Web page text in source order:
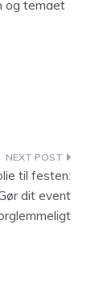
og temaet
til festen:
dit event